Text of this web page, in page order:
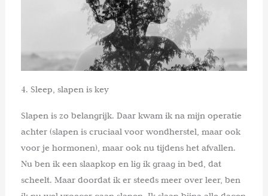
4. Sleep, slapen is key
Slapen is zo belangrijk. Daar kwam ik na mijn operatie
achter (slapen is cruciaal voor wondherstel, maar ook
voor je hormonen), maar ook nu tijdens het afvallen.
Nu ben ik een slaapkop en lig ik graag in bed, dat
scheelt. Maar doordat ik er steeds meer over leer, ben